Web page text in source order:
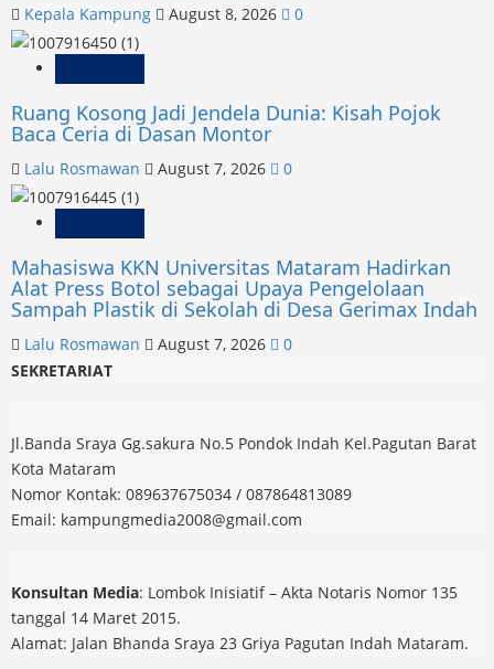
Ronde
2,
Gilang
Sumbang
4
Podium
Kepala Kampung August 8, 2026 0
Ruang Kosong Jadi Jendela Dunia: Kisah Pojok
Baca Ceria di Dasan Montor
Lalu Rosmawan August 7, 2026 0
Mahasiswa KKN Universitas Mataram Hadirkan
Alat Press Botol sebagai Upaya Pengelolaan
Sampah Plastik di Sekolah di Desa Gerimax Indah
Lalu Rosmawan August 7, 2026
0
SEKRETARIAT
Jl.Banda Sraya Gg.sakura No.5 Pondok Indah Kel.Pagutan Barat
Kota Mataram
Nomor Kontak: 089637675034 / 087864813089
Email: kampungmedia2008@gmail.com
Konsultan Media: Lombok Inisiatif – Akta Notaris Nomor 135
tanggal 14 Maret 2015.
Alamat: Jalan Bhanda Sraya 23 Griya Pagutan Indah Mataram.